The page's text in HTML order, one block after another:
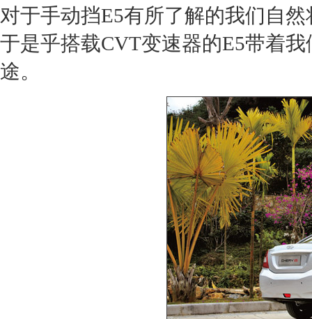
对于手动挡E5有所了解的我们自
于是乎搭载CVT变速器的E5带着我
途。